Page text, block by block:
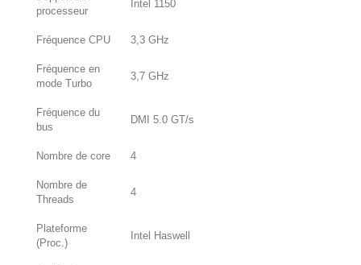
processeur
Intel 1150
Fréquence CPU 3,3 GHz
Fréquence en
mode Turbo
3,7 GHz
Fréquence du
bus
DMI 5.0 GT/s
Nombre de core 4
Nombre de
Threads
4
Plateforme
(Proc.)
Intel Haswell